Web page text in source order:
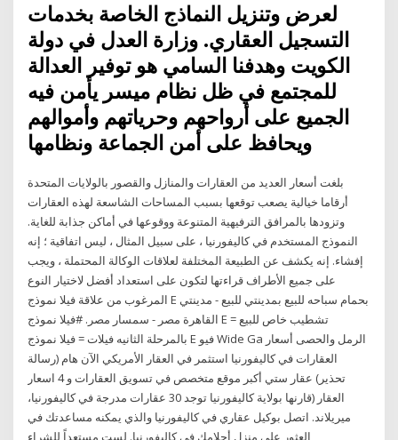
لعرض وتنزيل النماذج الخاصة بخدمات
التسجيل العقاري. وزارة العدل في دولة
الكويت وهدفنا السامي هو توفير العدالة
للمجتمع في ظل نظام ميسر يأمن فيه
الجميع على أرواحهم وحرياتهم وأموالهم
ويحافظ على أمن الجماعة ونظامها
بلغت أسعار العديد من العقارات والمنازل والقصور بالولايات المتحدة
أرقاما خيالية يصعب توقعها بسبب المساحات الشاسعة لهذه العقارات
وتزودها بالمرافق الترفيهية المتنوعة ووقوعها في أماكن جذابة للغاية.
النموذج المستخدم في كاليفورنيا ، على سبيل المثال ، ليس اتفاقية ؛ إنه
إفشاء. إنه يكشف عن الطبيعة المختلفة لعلاقات الوكالة المحتملة ، ويجب
على جميع الأطراف قراءتها لتكون على استعداد أفضل لاختيار النوع
المرغوب من علاقة فيلا نموذج E بحمام سباحه للبيع بمدينتي للبيع - مدينتي
القاهرة مصر - سمسار مصر. #فيلا نموذج E تشطيب خاص للبيع =
بالمرحلة الثانيه فيلات = فيلا نموذج E فيو Wide Ga الرمل والحصى أسعار
العقارات في كاليفورنيا استثمر في العقار الأمريكي الآن هام (رسالة
تحذير) عقار ستي أكبر موقع متخصص في تسويق العقارات و 4 اسعار
العقار (قارنها بولاية كاليفورنيا توجد 30 عقارات مدرجة في كاليفورنيا،
ميريلاند. اتصل بوكيل عقاري في كاليفورنيا والذي يمكنه مساعدتك في